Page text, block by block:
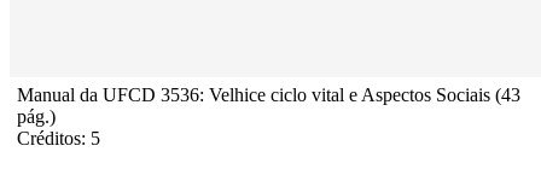
Manual da UFCD 3536: Velhice ciclo vital e Aspectos Sociais (43
pág.)
Créditos: 5